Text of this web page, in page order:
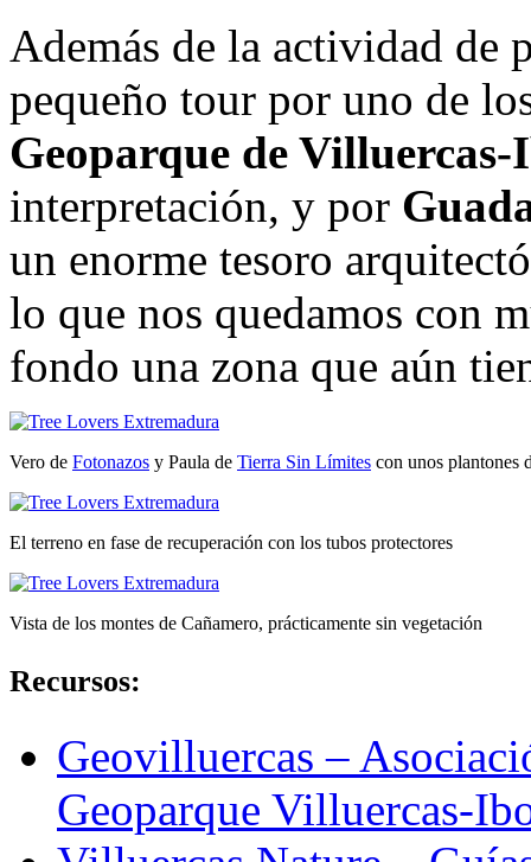
Además de la actividad de
pequeño tour por uno de
Geoparque de
interpretación, y por
un enorme tesoro
lo que nos quedamos con
fondo una zona que aún
Vero de Fotonazos y Paula de Tierra Sin Límites con unos plantones
El terreno en fase de recuperación con los tubos protectores
Vista de los montes de Cañamero, prácticamente sin vegetación
Recursos:
Geovilluercas –
Geoparque Villuercas-